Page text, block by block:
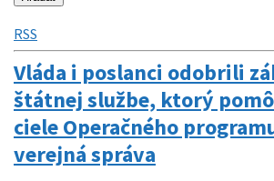
RSS
Vláda i poslanci odobrili
štátnej službe, ktorý
ciele Operačného
verejná správa